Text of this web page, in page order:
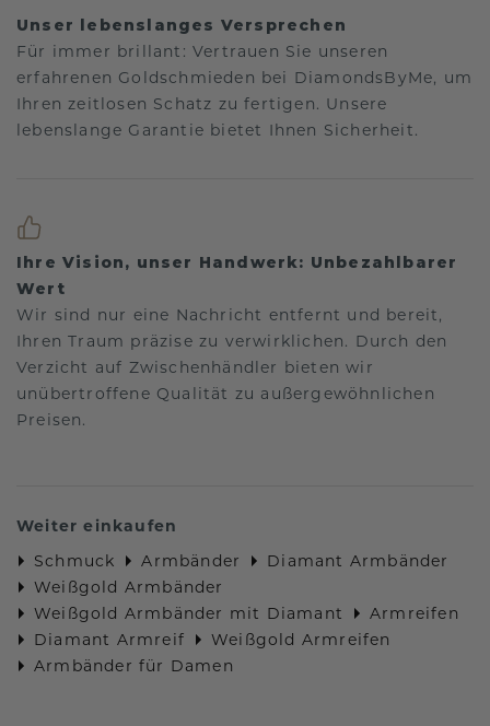
Unser lebenslanges Versprechen
Für immer brillant: Vertrauen Sie unseren
erfahrenen Goldschmieden bei DiamondsByMe, um
Ihren zeitlosen Schatz zu fertigen. Unsere
lebenslange Garantie bietet Ihnen Sicherheit.
Ihre Vision, unser Handwerk: Unbezahlbarer
Wert
Wir sind nur eine Nachricht entfernt und bereit,
Ihren Traum präzise zu verwirklichen. Durch den
Verzicht auf Zwischenhändler bieten wir
unübertroffene Qualität zu außergewöhnlichen
Preisen.
Weiter einkaufen
Schmuck
Armbänder
Diamant Armbänder
Weißgold Armbänder
Weißgold Armbänder mit Diamant
Armreifen
Diamant Armreif
Weißgold Armreifen
Armbänder für Damen